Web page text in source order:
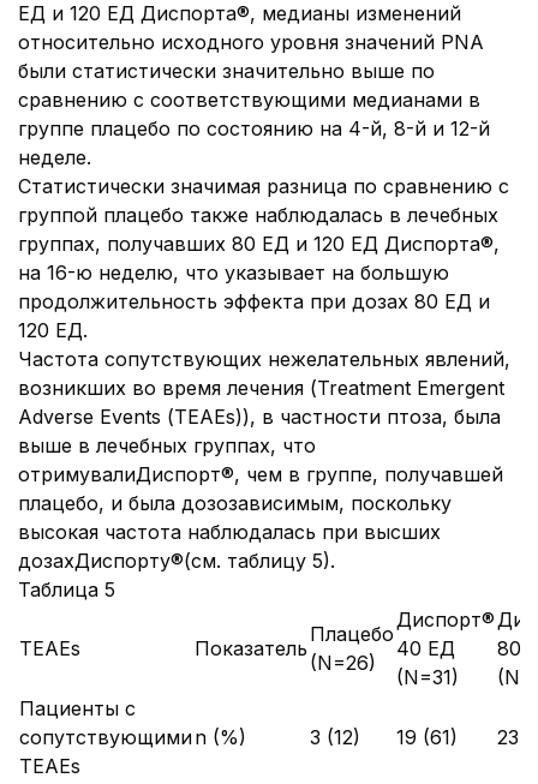
ЕД и 120 ЕД Диспорта®, медианы изменений
относительно исходного уровня значений PNA
были статистически значительно выше по
сравнению с соответствующими медианами в
группе плацебо по состоянию на 4-й, 8-й и 12-й
неделе.
Статистически значимая разница по сравнению с
группой плацебо также наблюдалась в лечебных
группах, получавших 80 ЕД и 120 ЕД Диспорта®,
на 16-ю неделю, что указывает на большую
продолжительность эффекта при дозах 80 ЕД и
120 ЕД.
Частота сопутствующих нежелательных явлений,
возникших во время лечения (Treatment Emergent
Adverse Events (ТЕАЕѕ)), в частности птоза, была
выше в лечебных группах, что
отримувалиДиспорт®, чем в группе, получавшей
плацебо, и была дозозависимым, поскольку
высокая частота наблюдалась при высших
дозахДиспорту®(см. таблицу 5).
Таблица 5
TEAEs Показатель
Плацебо
(N=26)
Диспорт®
40 ЕД
(N=31)
80
Пациенты с
сопутствующими
ТЕАЕѕ
n (%) 3 (12) 19 (61) 23